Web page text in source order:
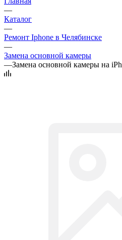
—
Каталог
—
Ремонт Iphone в Челябинске
—
Замена основной камеры
—Замена основной камеры на